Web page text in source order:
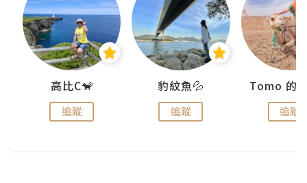
高比C🐒
追蹤
豹紋魚💦
追蹤 追蹤